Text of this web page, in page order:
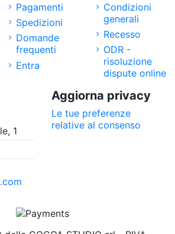
Pagamenti
Spedizioni
Domande
frequenti
Entra
Condizioni
generali
Recesso
ODR -
risoluzione
dispute online
1
Aggiorna privacy
Le tue preferenze
relative al consenso